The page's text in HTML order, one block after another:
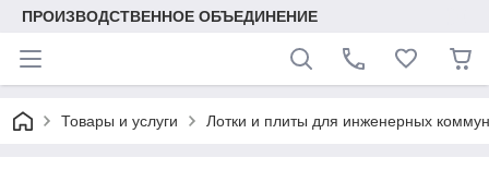
ПРОИЗВОДСТВЕННОЕ ОБЪЕДИНЕНИЕ
Товары и услуги Лотки и плиты для инженерных